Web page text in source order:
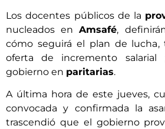
Los docentes públicos de la
nucleados enAmsafé,
cómo seguirá el plan de lucha,
oferta de incremento salarial
gobierno en paritarias.
A última hora de este jueves,
convocada y confirmada la
trascendió que el gobierno